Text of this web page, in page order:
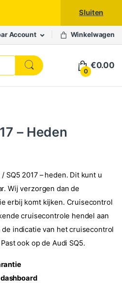
Sluiten
Account Winkelwagen
0
€0.00
– Heden
2017 – heden. Dit kunt u
Wij verzorgen dan de
erbij komt kijken. Cruisecontrol
cruisecontrole hendel aan
indicatie van het cruisecontrol
ook op de Audi SQ5.